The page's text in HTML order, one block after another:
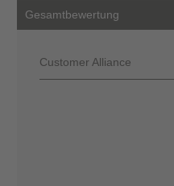
Gesamtbewertung
Customer Alliance